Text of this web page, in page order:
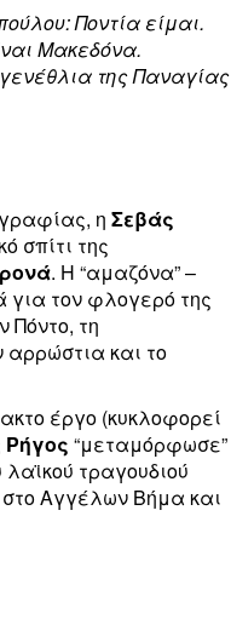
Ποντία είμαι.
Μακεδόνα.
της Παναγίας
η Σεβάς
σπίτι της
. Η “αμαζόνα” –
για τον φλογερό της
Πόντο, τη
και το
έργο (κυκλοφορεί
Ρήγος “μεταμόρφωσε”
τραγουδιού
στο Αγγέλων Βήμα και